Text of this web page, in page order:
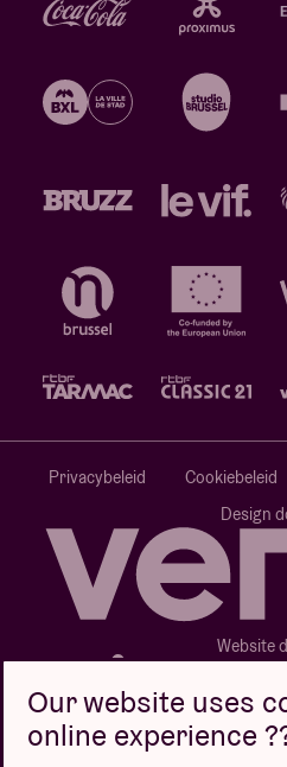
Privacybeleid Cookiebeleid
Design
Website
Our website uses
online experience